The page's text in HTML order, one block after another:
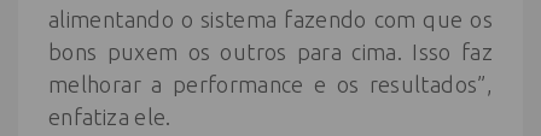
alimentando o sistema fazendo com que os
bons puxem os outros para cima. Isso faz
melhorar a performance e os resultados”,
enfatiza ele.